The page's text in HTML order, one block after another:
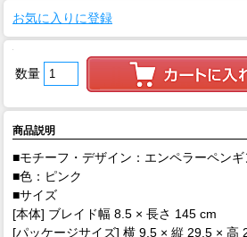
お気に入りに登録
数量
商品説明
■モチーフ・デザイン：エンペラーペン
■色：ピンク
■サイズ
[本体] ブレイド幅 8.5 × 長さ 145 cm
[パッケージサイズ] 横 9.5 × 縦 29.5 × 高